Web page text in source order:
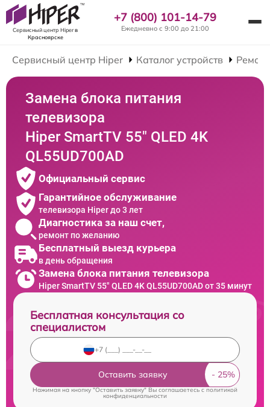
Сервисный центр Hiperв
Красноярске
+7 (800) 101-14-79
Ежедневно с 9:00 до 21:00
Сервисный центр Hiper Каталог устройств
Замена блока питания
телевизора
Hiper SmartTV 55" QLED 4K
QL55UD700AD
Официальный сервис
Гарантийное обслуживание
телевизора Hiper до 3 лет
Диагностика за наш счет,
ремонт по желанию
Бесплатный выезд курьера
в день обращения
Замена блока питания телевизора
Hiper SmartTV 55" QLED 4K QL55UD700AD от 35 минут
Бесплатная консультация со
специалистом
Оставить заявку
Нажимая на кнопку "Оставить заявку" Вы соглашаетесь cполитикой
конфиденциальности